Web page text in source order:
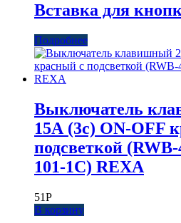
Вставка для
Подробнее
Выключатель
15А (3с) ON-OFF
подсветкой
101-1C) REXA
51Р
В корзину